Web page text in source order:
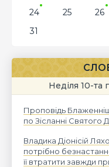
24
25 26
31
Неділя 10-та
Проповідь
по Зісланні Святого
Владика Діонісій
потрібно
її втратити завжди